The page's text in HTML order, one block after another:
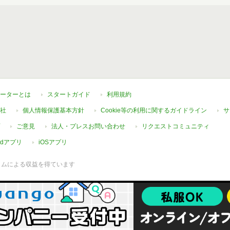
ターとは スタートガイド 利用規約
個人情報保護基本方針 Cookie等の利用に関するガイドライン
ご意見 法人・プレスお問い合わせ リクエストコミュニティ
アプリ iOSアプリ
による収益を得ています